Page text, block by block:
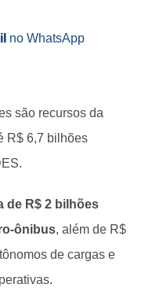
no WhatsApp
são recursos da
R$ 6,7 bilhões
de R$ 2 bilhões
ônibus, além de R$
de cargas e